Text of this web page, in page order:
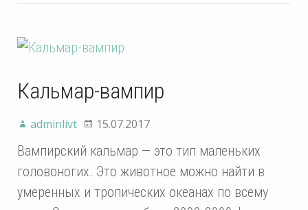
Кальмар-вампир
adminlivt 15.07.2017
Вампирский кальмар — это тип маленьких
головоногих. Это животное можно найти в
умеренных и тропических океанах по всему